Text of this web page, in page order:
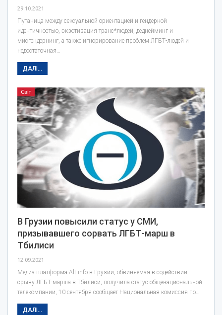
29.10.2021
Путаница между сексуальной ориентацией и гендерной
идентичностью, экзотизация транс*людей, деднейминг и
мисгендернинг, а также игнорирование проблем ЛГБТ-людей и
недостаточная…
ДАЛІ...
Світ
В Грузии повысили статус у СМИ,
призывавшего сорвать ЛГБТ-марш в
Тбилиси
12.09.2021
Медиа-платформа Alt-info в Грузии, обвиняемая в содействии
срыву ЛГБТ-марша в Тбилиси, получила статус общенациональной
телекомпании, 10 сентября сообщает Национальная комиссия по…
ДАЛІ...